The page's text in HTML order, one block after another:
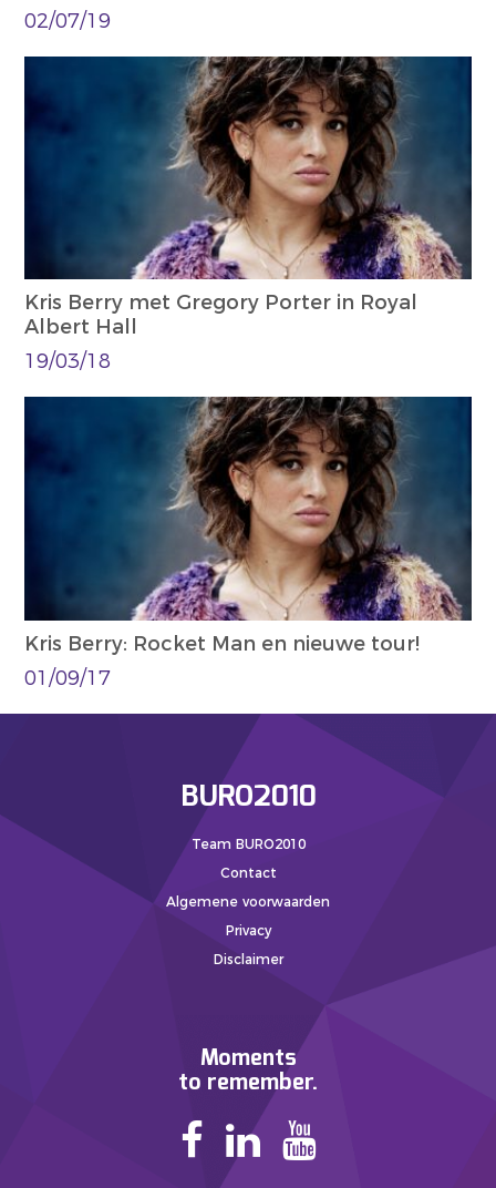
02/07/19
Kris Berry met Gregory Porter in Royal
Albert Hall
19/03/18
Kris Berry: Rocket Man en nieuwe tour!
01/09/17
BURO2010
Team BURO2010
Contact
Algemene voorwaarden
Privacy
Disclaimer
Moments
to remember.